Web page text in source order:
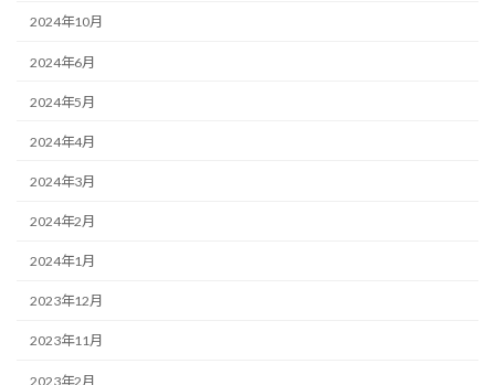
2024年10月
2024年6月
2024年5月
2024年4月
2024年3月
2024年2月
2024年1月
2023年12月
2023年11月
2023年2月